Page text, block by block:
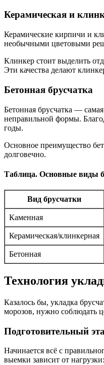
Керамическая и
Керамические кирпичи и
необычными цветовыми
Клинкер стоит выделить
Эти качества делают
Бетонная брусчатка
Бетонная брусчатка —
неправильной формы.
годы.
Основное преимущество
долговечно.
Таблица. Основные виды
Вид брусчатки
Каменная
Керамическая/клинкерная
Бетонная
Технология
Казалось бы, укладка
морозов, нужно соблюдать
Подготовительный
Начинается всё с
выемки зависит от